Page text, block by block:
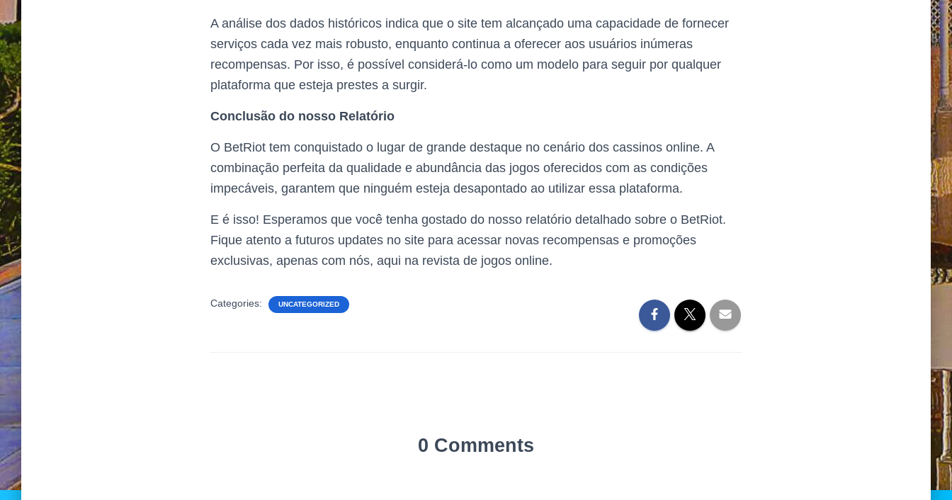
A análise dos dados históricos indica que o site tem alcançado uma capacidade de fornecer
serviços cada vez mais robusto, enquanto continua a oferecer aos usuários inúmeras
recompensas. Por isso, é possível considerá-lo como um modelo para seguir por qualquer
plataforma que esteja prestes a surgir.
Conclusão do nosso Relatório
O BetRiot tem conquistado o lugar de grande destaque no cenário dos cassinos online. A
combinação perfeita da qualidade e abundância das jogos oferecidos com as condições
impecáveis, garantem que ninguém esteja desapontado ao utilizar essa plataforma.
E é isso! Esperamos que você tenha gostado do nosso relatório detalhado sobre o BetRiot.
Fique atento a futuros updates no site para acessar novas recompensas e promoções
exclusivas, apenas com nós, aqui na revista de jogos online.
Categories: UNCATEGORIZED
0 Comments